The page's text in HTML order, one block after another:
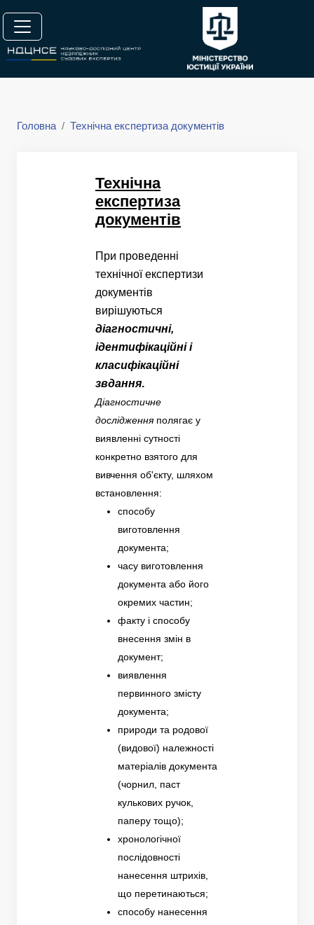
Головна Технічна експертиза документів
Технічна
експертиза
документів
При проведенні
технічної експертизи
документів
вирішуються
діагностичні,
ідентифікаційні і
класифікаційні
звдання.
Діагностичне
дослідженняполягає у
виявленні сутності
конкретно взятого для
вивчення об'єкту, шляхом
встановлення:
способу
виготовлення
документа;
часу виготовлення
документа або його
окремих частин;
факту і способу
внесення змін в
документ;
виявлення
первинного змісту
документа;
природи та родової
(видової) належності
матеріалів документа
(чорнил, паст
кулькових ручок,
паперу тощо);
хронологічної
послідовності
нанесення штрихів,
що перетинаються;
способу нанесення